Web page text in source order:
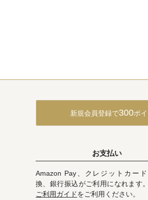
新規会員登録で300ポ
お支払い
Amazon Pay、クレジットカード
換、銀行振込がご利用になれます
ご利用ガイドをご利用ください。